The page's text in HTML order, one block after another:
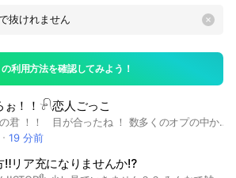
利用方法を確認してみよう！
ぉ！！𓍯恋人ごっこ
あー！ そこの君 ！！ 目が合ったね ！ 数多くのオプの中から 見つけてくれてありがと〜 1代目 管理人 （ 青冠 ） の瑠香ですっ ！ 覗いてくれたからには 良かったら入ってみない〜？ 今なら 目の前の 君も 今なら 古参なれるよ ！！ 宣伝してくれたら うれしすぎてなきますっ( ; ; ) 青冠初心者のわたしをたすけてくださいっ笑 男子の皆さん！！ かわいい女子しかいません✨ (主さん以外！) 良ければ覗きませんか〜？ リア充なれます(*´˘`*)♡ 爆速承認 やってます( ⋅֊⋅ )ﾄﾞｬ 【 入る前の ルール 】 初期アイコン禁止！！ 必ず ➸ 年齢 ⌇ 合言葉 は入れてね 〜 ！！ じゃないと承認しないよっ( ˊᵕˋ ;) ＋👇🏻 ⚠️ 実年齢 を 書くこと 【 年齢制限 : 中高生 のみ 】 ❥ 小学生 / 大学生 / 社会人 は 基本 NG - ̗̀ ただし ̖́- 知り合い が いる 等なら ⭕️ 入った時に 高校生 なら 大学生 なっても ⭕️ ⚠️ 荒らし ･ 即抜け ❌ ⚠️ 合言葉 必ず 書くこと 合言葉 “ みんな大好き ” 中で待ってるね 〜 ！！ 楽しい 生活 を 送ろう ~~ ‼️ 建設 : 7 月 1 9 日 ୨୧ーーーーーーーーーー୨୧ 50人 達成 : 7 月 2 2 日 100人達成 : 7 月 2 7 日 ୨୧ーーーーーーーーーー୨୧ 第1のオプ100人達成✨ 満員ですっ メンユザさんなどは、これから 〖第2のオプ〗にはいってねっ‼️ #中高生 #恋愛 #折恋 #恋人ごっこ #リア充 #カップル #ペア画 #彼女募集中 #彼氏募集中 #学生 #雑談#らいと#ライト
19 分前
‼️リア充になりませんか⁉️